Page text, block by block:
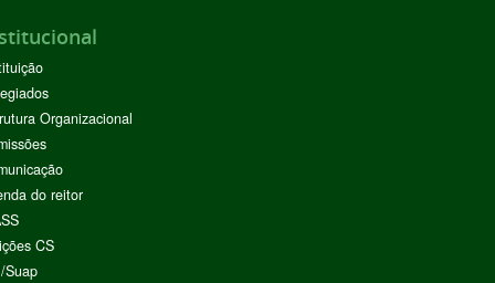
Organizacional
do reitor
CS
Suap